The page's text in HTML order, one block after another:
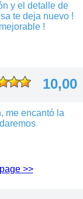
y el detalle de
te deja nuevo !
!
10,00
me encantó la
>>